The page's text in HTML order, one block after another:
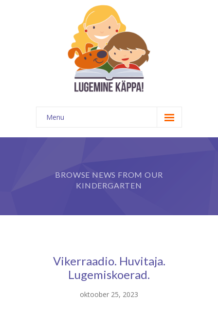
Menu
Kontakt
Meedias
BROWSE NEWS FROM OUR
KINDERGARTEN
Vikerraadio. Huvitaja.
Lugemiskoerad.
oktoober 25, 2023